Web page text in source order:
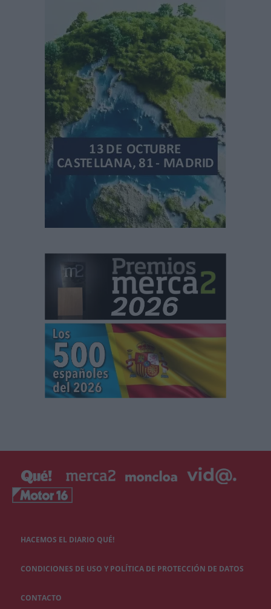
HACEMOS EL DIARIO QUÉ!
CONDICIONES DE USO Y POLÍTICA DE PROTECCIÓN DE DATOS
CONTACTO